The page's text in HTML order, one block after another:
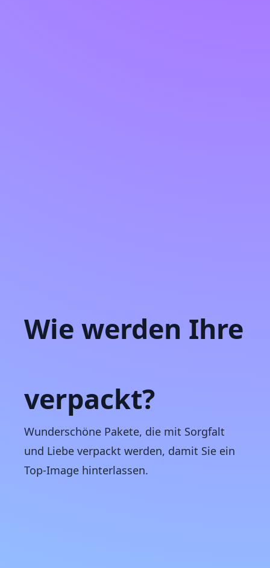
Wie werden Ihre
verpackt?
Wunderschöne Pakete, die mit Sorgfalt
und Liebe verpackt werden, damit Sie ein
Top-Image hinterlassen.